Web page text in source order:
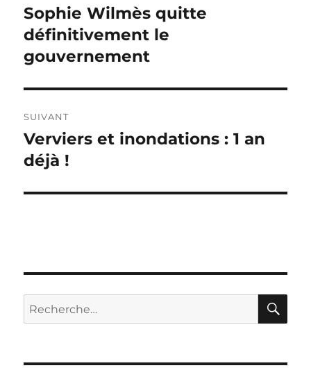
de
l’article
Publication
précédente :
Sophie Wilmès quitte
définitivement le
gouvernement
SUIVANT
Publication
suivante :
Verviers et inondations : 1 an
déjà !
Recherche
pour :